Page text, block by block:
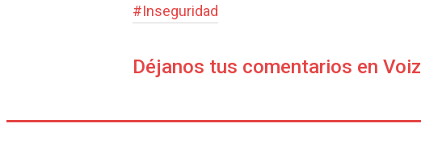
#Inseguridad
Déjanos tus comentarios en Voiz